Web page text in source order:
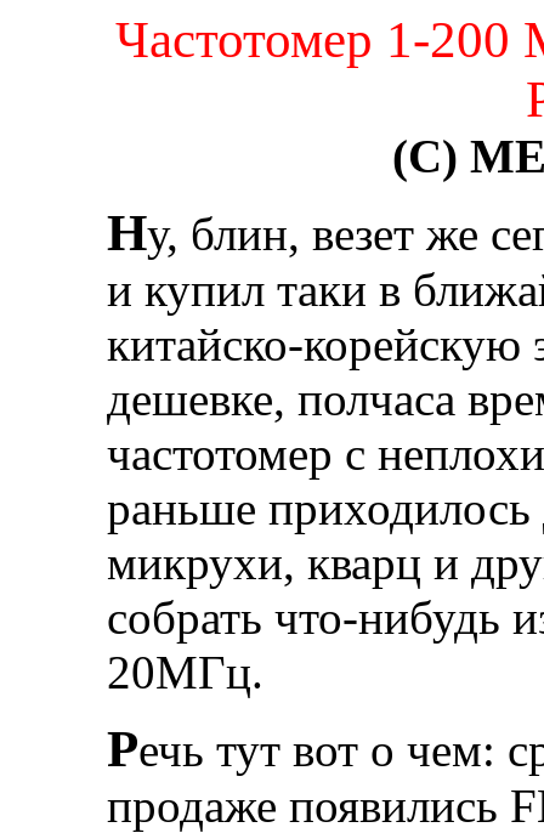
Частотомер 1-200
(C)
Ну, блин, везет же
и купил таки в
китайско-
дешевке, полчаса
частотомер с
раньше
микрухи, кварц и
собрать что-нибудь
20МГц.
Речь тут вот о чем:
продаже появились